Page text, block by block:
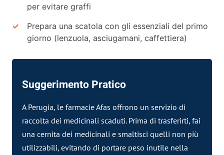
per evitare graffi
Prepara una scatola con gli essenziali del primo
giorno (lenzuola, asciugamani, caffettiera)
Suggerimento Pratico
A Perugia, le farmacie Afas offrono un servizio di
raccolta dei medicinali scaduti. Prima di trasferirti, fai
una cernita dei medicinali e smaltisci quelli non più
utilizzabili, evitando di portare peso inutile nella